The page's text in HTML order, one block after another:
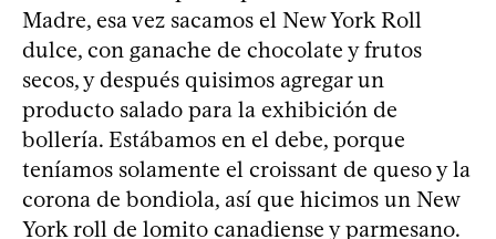
Madre, esa vez sacamos el New York Roll
dulce, con ganache de chocolate y frutos
secos, y después quisimos agregar un
producto salado para la exhibición de
bollería. Estábamos en el debe, porque
teníamos solamente el croissant de queso y la
corona de bondiola, así que hicimos un New
York roll de lomito canadiense y parmesano.